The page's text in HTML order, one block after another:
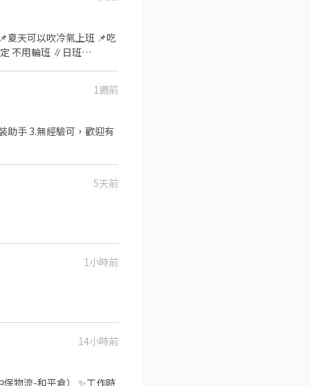
夏天可以吹冷氣上班 📌吃
1週前
助手 3.無經驗可，歡迎有
5天前
1小時前
14小時前